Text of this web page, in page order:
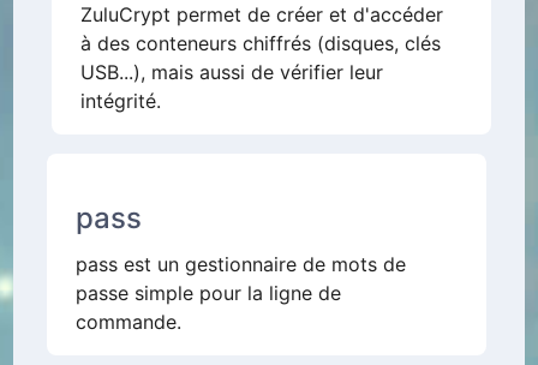
ZuluCrypt permet de créer et d'accéder
à des conteneurs chiffrés (disques, clés
USB...), mais aussi de vérifier leur
intégrité.
pass
pass est un gestionnaire de mots de
passe simple pour la ligne de
commande.